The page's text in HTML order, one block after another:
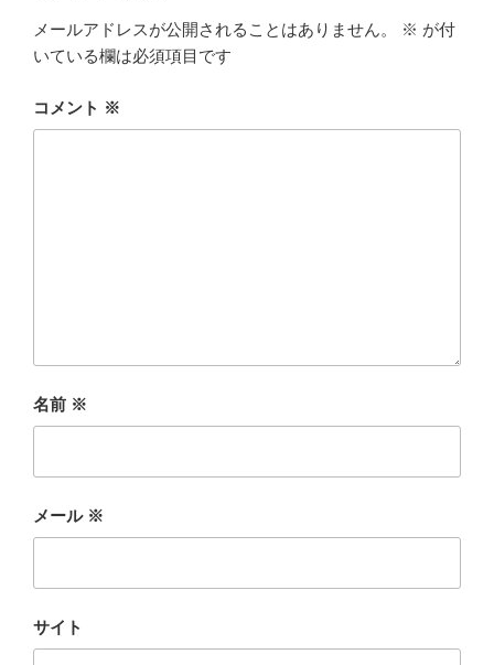
メールアドレスが公開されることはありません。 ※ が付
いている欄は必須項目です
コメント ※
名前 ※
メール ※
サイト